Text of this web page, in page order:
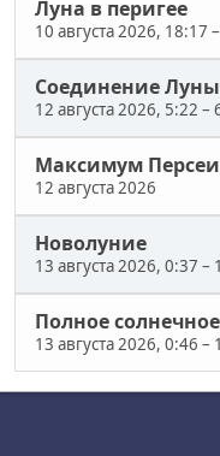
Луна в перигее
10 августа 2026, 18:17 –
Соединение
12 августа 2026, 5:22 –
Максимум
12 августа 2026
Новолуние
13 августа 2026, 0:37 –
Полное
13 августа 2026, 0:46 –